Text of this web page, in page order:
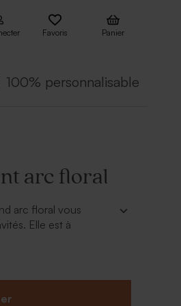
Favoris Panier
100% personnalisable
arc floral
arc floral vous
Elle est à